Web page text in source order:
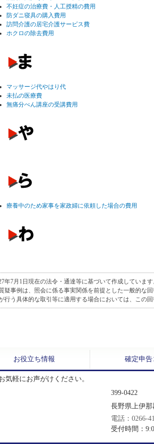
不妊症の治療費・人工授精の費用
防ダニ寝具の購入費用
訪問介護の居宅介護サービス費
ホクロの除去費用
マッサージ代やはり代
未払の医療費
無痛分べん講座の受講費用
療養中のため家事を家政婦に依頼した場合の費用
年7月1日現在の法令・通達等に基づいて作成しています
疑事例は、照会に係る事実関係を前提とした一般的な
行う具体的な取引等に適用する場合においては、この
お役立ち情報 確定申告
気軽にお声がけください。
399-0422
長野県上伊那
電話：0266-
受付時間：